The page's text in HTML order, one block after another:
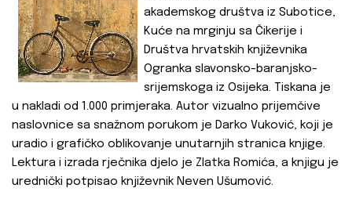
akademskog društva iz Subotice,
Kuće na mrginju sa Čikerije i
Društva hrvatskih književnika
Ogranka slavonsko-baranjsko-
srijemskoga iz Osijeka. Tiskana je
u nakladi od 1.000 primjeraka. Autor vizualno prijemčive
naslovnice sa snažnom porukom je Darko Vuković, koji je
uradio i grafičko oblikovanje unutarnjih stranica knjige.
Lektura i izrada rječnika djelo je Zlatka Romića, a knjigu je
urednički potpisao književnik Neven Ušumović.